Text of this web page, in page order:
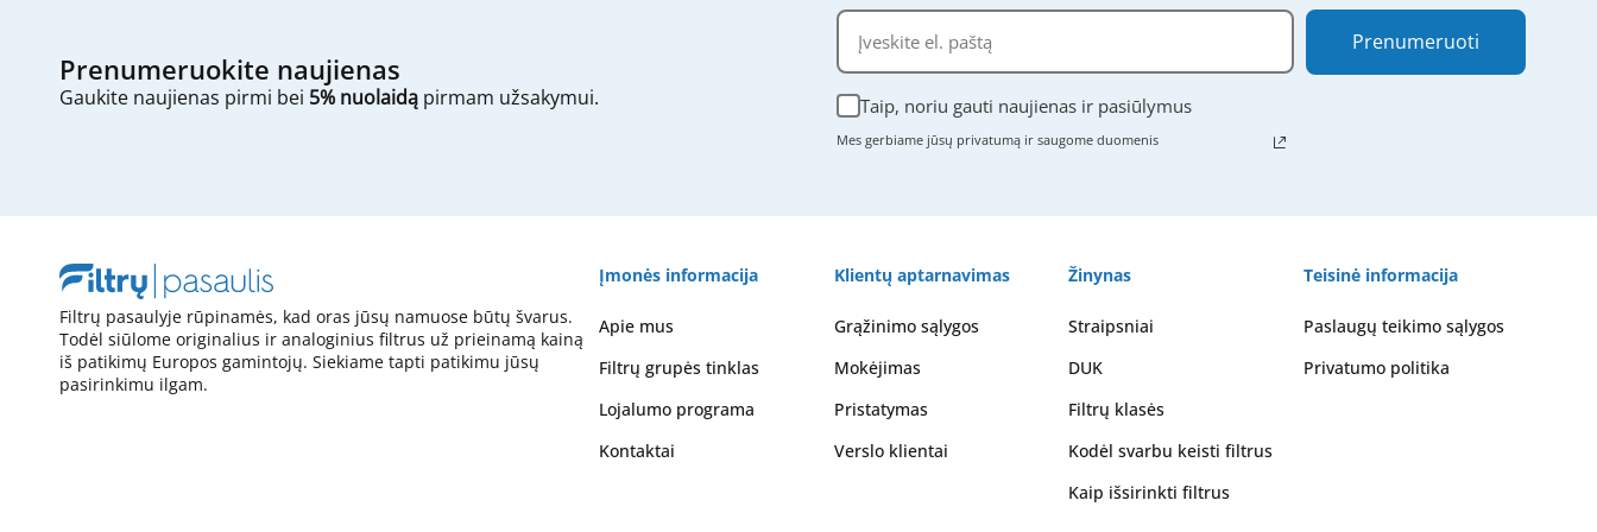
Prenumeruokite naujienas
Gaukite naujienas pirmi bei 5% nuolaidą pirmam užsakymui. Taip, noriu gauti naujienas ir pasiūlymus
Mes gerbiame jūsų privatumą ir saugome duomenis
Prenumeruoti
Filtrų pasaulyje rūpinamės, kad oras jūsų namuose būtų švarus.
Todėl siūlome originalius ir analoginius filtrus už prieinamą kainą
iš patikimų Europos gamintojų. Siekiame tapti patikimu jūsų
pasirinkimu ilgam.
Įmonės informacija
Apie mus
Filtrų grupės tinklas
Lojalumo programa
Kontaktai
Klientų aptarnavimas
Grąžinimo sąlygos
Mokėjimas
Pristatymas
Verslo klientai
Žinynas
Straipsniai
DUK
Filtrų klasės
Kodėl svarbu keisti filtrus
Kaip išsirinkti filtrus
Teisinė informacija
Paslaugų teikimo sąlygos
Privatumo politika